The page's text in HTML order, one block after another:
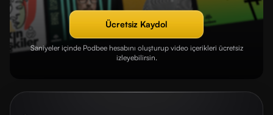
Ücretsiz Kaydol
Saniyeler içinde Podbee hesabını oluşturup video içerikleri ücretsiz
izleyebilirsin.